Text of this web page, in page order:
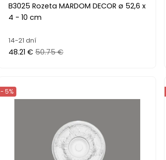
B3025 Rozeta MARDOM DECOR ø 52,6 x
4 - 10 cm
14-21 dní
48.21 € 50.75 €
- 5%